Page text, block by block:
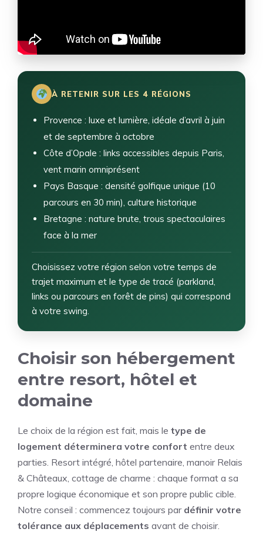
À RETENIR SUR LES 4 RÉGIONS
Provence : luxe et lumière, idéale d’avril à juin
et de septembre à octobre
Côte d’Opale : links accessibles depuis Paris,
vent marin omniprésent
Pays Basque : densité golfique unique (10
parcours en 30 min), culture historique
Bretagne : nature brute, trous spectaculaires
face à la mer
Choisissez votre région selon votre temps de
trajet maximum et le type de tracé (parkland,
links ou parcours en forêt de pins) qui correspond
à votre swing.
Choisir son hébergement
entre resort, hôtel et
domaine
Le choix de la région est fait, mais le type de
logement déterminera votre confort entre deux
parties. Resort intégré, hôtel partenaire, manoir Relais
& Châteaux, cottage de charme : chaque format a sa
propre logique économique et son propre public cible.
Notre conseil : commencez toujours par définir votre
tolérance aux déplacements avant de choisir.